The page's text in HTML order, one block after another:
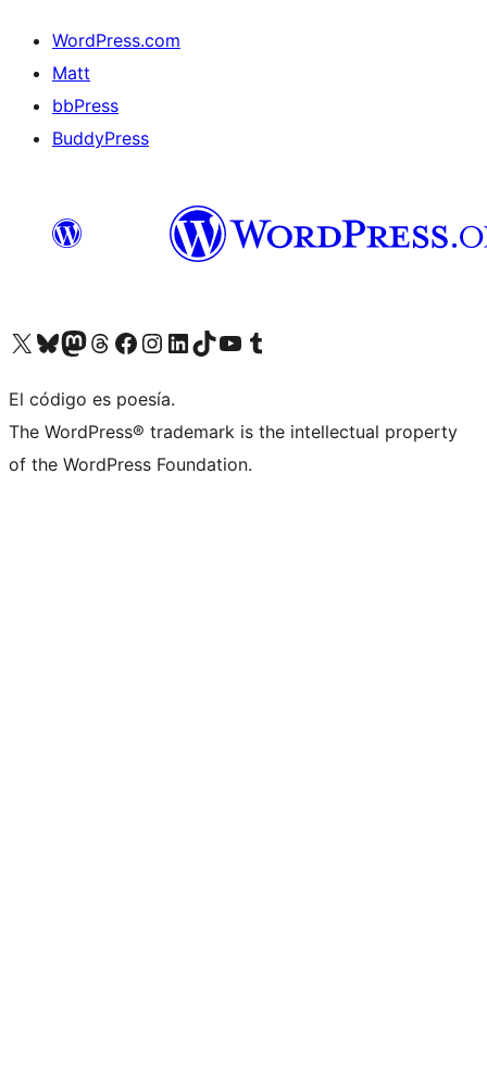
WordPress.com
Matt
bbPress
BuddyPress
Visit our X (formerly Twitter) account
Visit our Bluesky account
Visita nuestra cuenta de Twitter
Visit our Threads account
Visita nuestra página de Facebook
Visite nuestra cuenta de Instagram
Visit our LinkedIn account
Visit our TikTok account
Visit our YouTube channel
Visit our Tumblr account
El código es poesía.
The WordPress® trademark is the intellectual property
of the WordPress Foundation.